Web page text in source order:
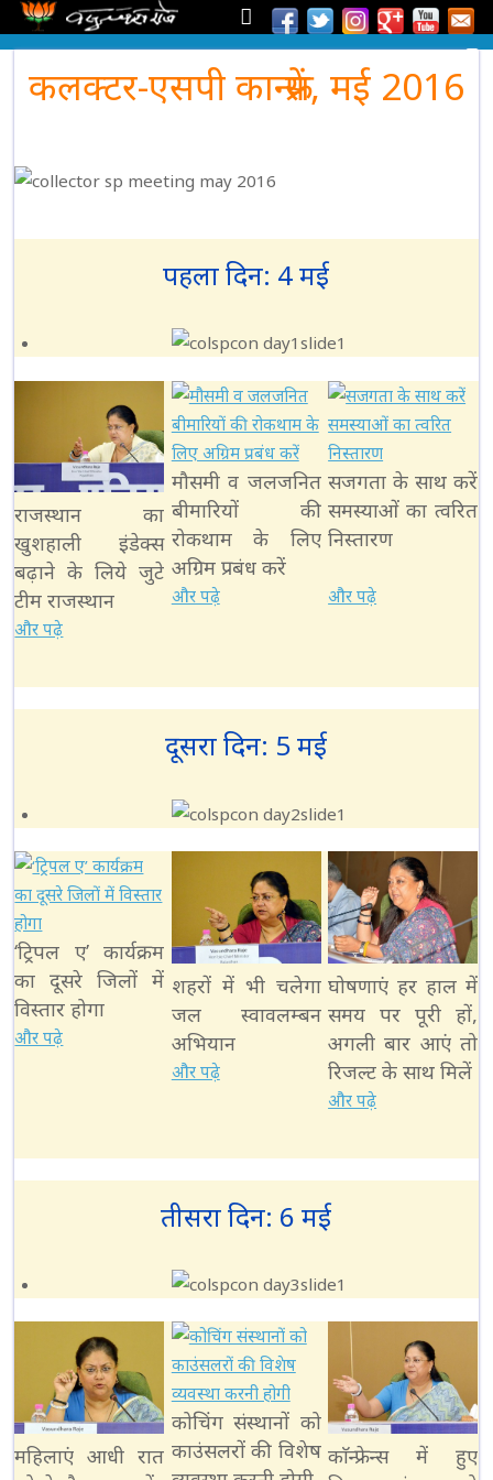
कलक्टर-एसपी कान्फ्रेंस, मई 2016
पहला दिन: 4 मई
राजस्थान का
खुशहाली इंडेक्स
बढ़ाने के लिये जुटे
टीम राजस्थान
और पढ़े
मौसमी व जलजनित
बीमारियों की
रोकथाम के लिए
अग्रिम प्रबंध करें
और पढ़े
सजगता के साथ करें
समस्याओं का त्वरित
निस्तारण
और पढ़े
दूसरा दिन: 5 मई
‘ट्रिपल ए’ कार्यक्रम
का दूसरे जिलों में
विस्तार होगा
और पढ़े
शहरों में भी चलेगा
जल स्वावलम्बन
अभियान
और पढ़े
घोषणाएं हर हाल में
समय पर पूरी हों,
अगली बार आएं तो
रिजल्ट के साथ मिलें
और पढ़े
तीसरा दिन: 6 मई
महिलाएं आधी रात
कोचिंग संस्थानों को
काउंसलरों की विशेष काॅन्फ्रेन्स में हुए